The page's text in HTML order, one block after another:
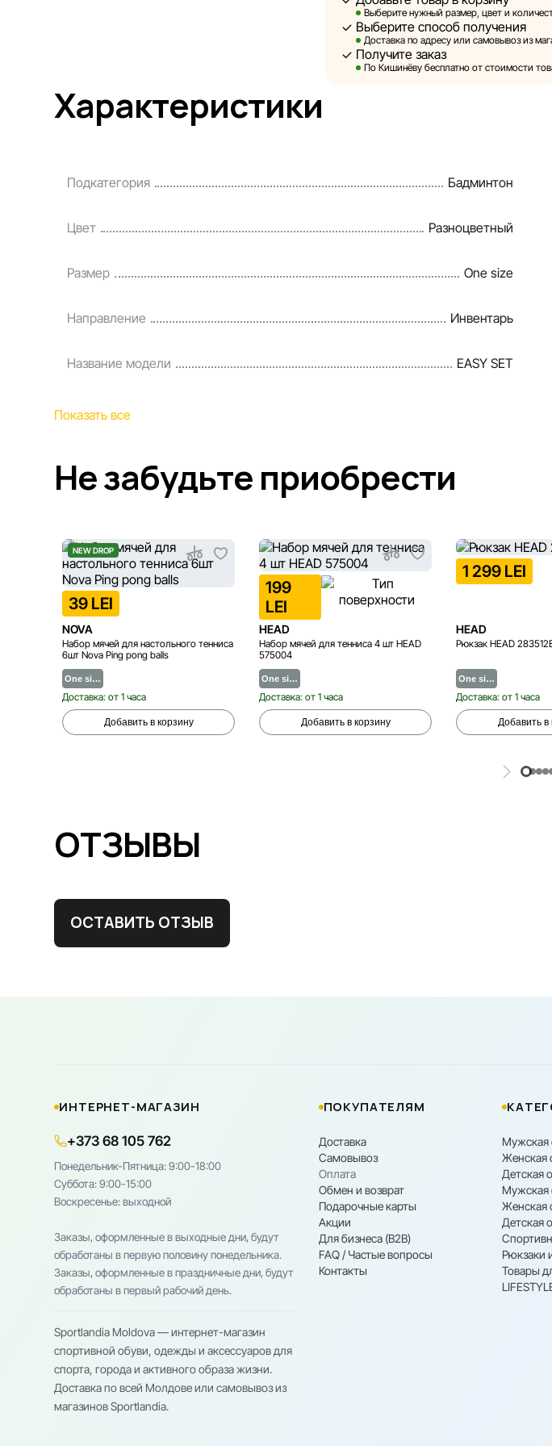
Sportlandia оставляет за собой
предварительного уведомления
и потребительские свойства
порядке и без предварительного
Наша команда регулярно проверяет
Выберите нужный размер, цвет и
Выберите способ получения
Доставка по адресу или самовывоз из
Получите заказ
По Кишинёву бесплатно от стоимости
Характеристики
Подкатегория Бадминтон
Цвет Разноцветный
Размер One size
Направление Инвентарь
Название модели EASY SET
Показать все
Не забудьте приобрести
NEW DROP
39 LEI
NOVA
Набор мячей для настольного тенниса
6шт Nova Ping pong balls
One si…
Доставка: от 1 часа
Добавить в корзину
199
LEI
HEAD
Набор мячей для тенниса 4 шт HEAD
575004
One si…
Доставка: от 1 часа
Добавить в корзину
1 299 LEI
HEAD
Рюкзак HEAD
One si…
Доставка: от 1 часа
Добавить в
ОТЗЫВЫ
ОСТАВИТЬ ОТЗЫВ
ИНТЕРНЕТ-МАГАЗИН
+373 68 105 762
Понедельник-Пятница: 9:00-18:00
Cуббота: 9:00-15:00
Воскресенье: выходной
Заказы, оформленные в выходные дни, будут
обработаны в первую половину понедельника.
Заказы, оформленные в праздничные дни, будут
обработаны в первый рабочий день.
Sportlandia Moldova — интернет-магазин
спортивной обуви, одежды и аксессуаров для
спорта, города и активного образа жизни.
Доставка по всей Молдове или самовывоз из
магазинов Sportlandia.
ПОКУПАТЕЛЯМ
Доставка
Самовывоз
Оплата
Обмен и возврат
Подарочные карты
Акции
Для бизнеса (B2B)
FAQ / Частые вопросы
Контакты
Мужская
Женская
Детская
Мужская
Женская
Детская
Рюкзаки
Товары